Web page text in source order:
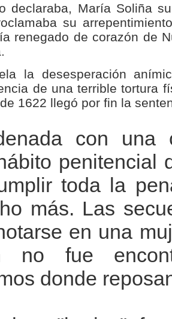
declaraba, María Soliña
su
renegado de corazón de
la desesperación
de una terrible tortura
1622 llegó por fin la
con una
penitencial
toda la
más. Las
en una
no fue
donde